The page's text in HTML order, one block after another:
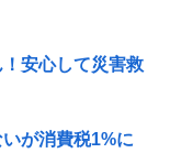
安心して災害救
が消費税1%に